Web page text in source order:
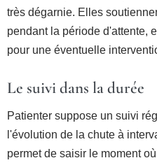
très dégarnie. Elles
pendant la période d'attente,
pour une éventuelle
Le suivi dans la durée
Patienter suppose un suivi
l'évolution de la chute à
permet de saisir le moment